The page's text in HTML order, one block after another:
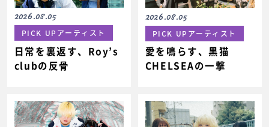
2026.08.05
PICK UPアーティスト
日常を裏返す、Roy’s
clubの反骨
2026.08.05
PICK UPアーティスト
愛を鳴らす、黒猫
CHELSEAの一撃